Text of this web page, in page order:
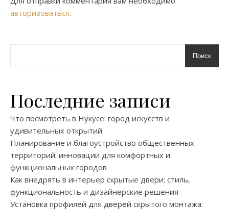
авторизоваться.
Поиск
Последние записи
Что посмотреть в Нукусе: город искусств и
удивительных открытий
Планирование и благоустройство общественных
территорий: инновации для комфортных и
функциональных городов
Как внедрять в интерьер скрытые двери: стиль,
функциональность и дизайнерские решения
Установка профилей для дверей скрытого монтажа: